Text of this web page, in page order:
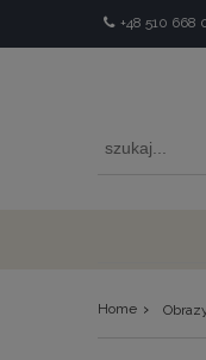
+48 510 668
Home ›